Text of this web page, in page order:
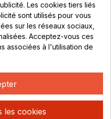
Mérieux
Sacuny
vendredi :
16h
Rendez-vous
Les cookies tiers liés
sont utilisés pour vous
sur les réseaux sociaux,
Acceptez-vous ces
associées à l'utilisation de
les cookies